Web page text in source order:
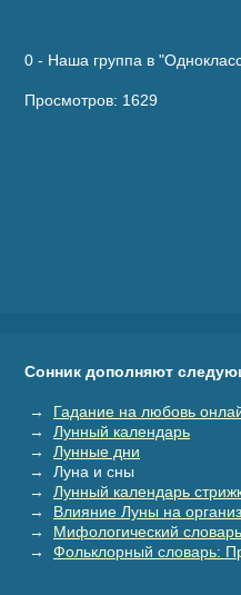
0 - Наша группа в
Просмотров: 1629
Сонник дополняют
→ Гадание на любовь
→ Лунный календарь
→ Лунные дни
→ Луна и сны
→ Лунный календарь
→ Влияние Луны на
→ Мифологический словарь
→ Фольклорный словарь: